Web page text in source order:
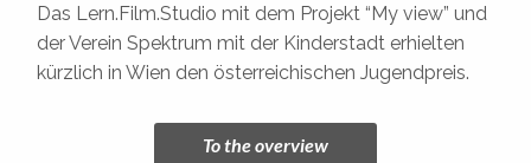
Das Lern.Film.Studio mit dem Projekt “My view” und
der Verein Spektrum mit der Kinderstadt erhielten
kürzlich in Wien den österreichischen Jugendpreis.
To the overview